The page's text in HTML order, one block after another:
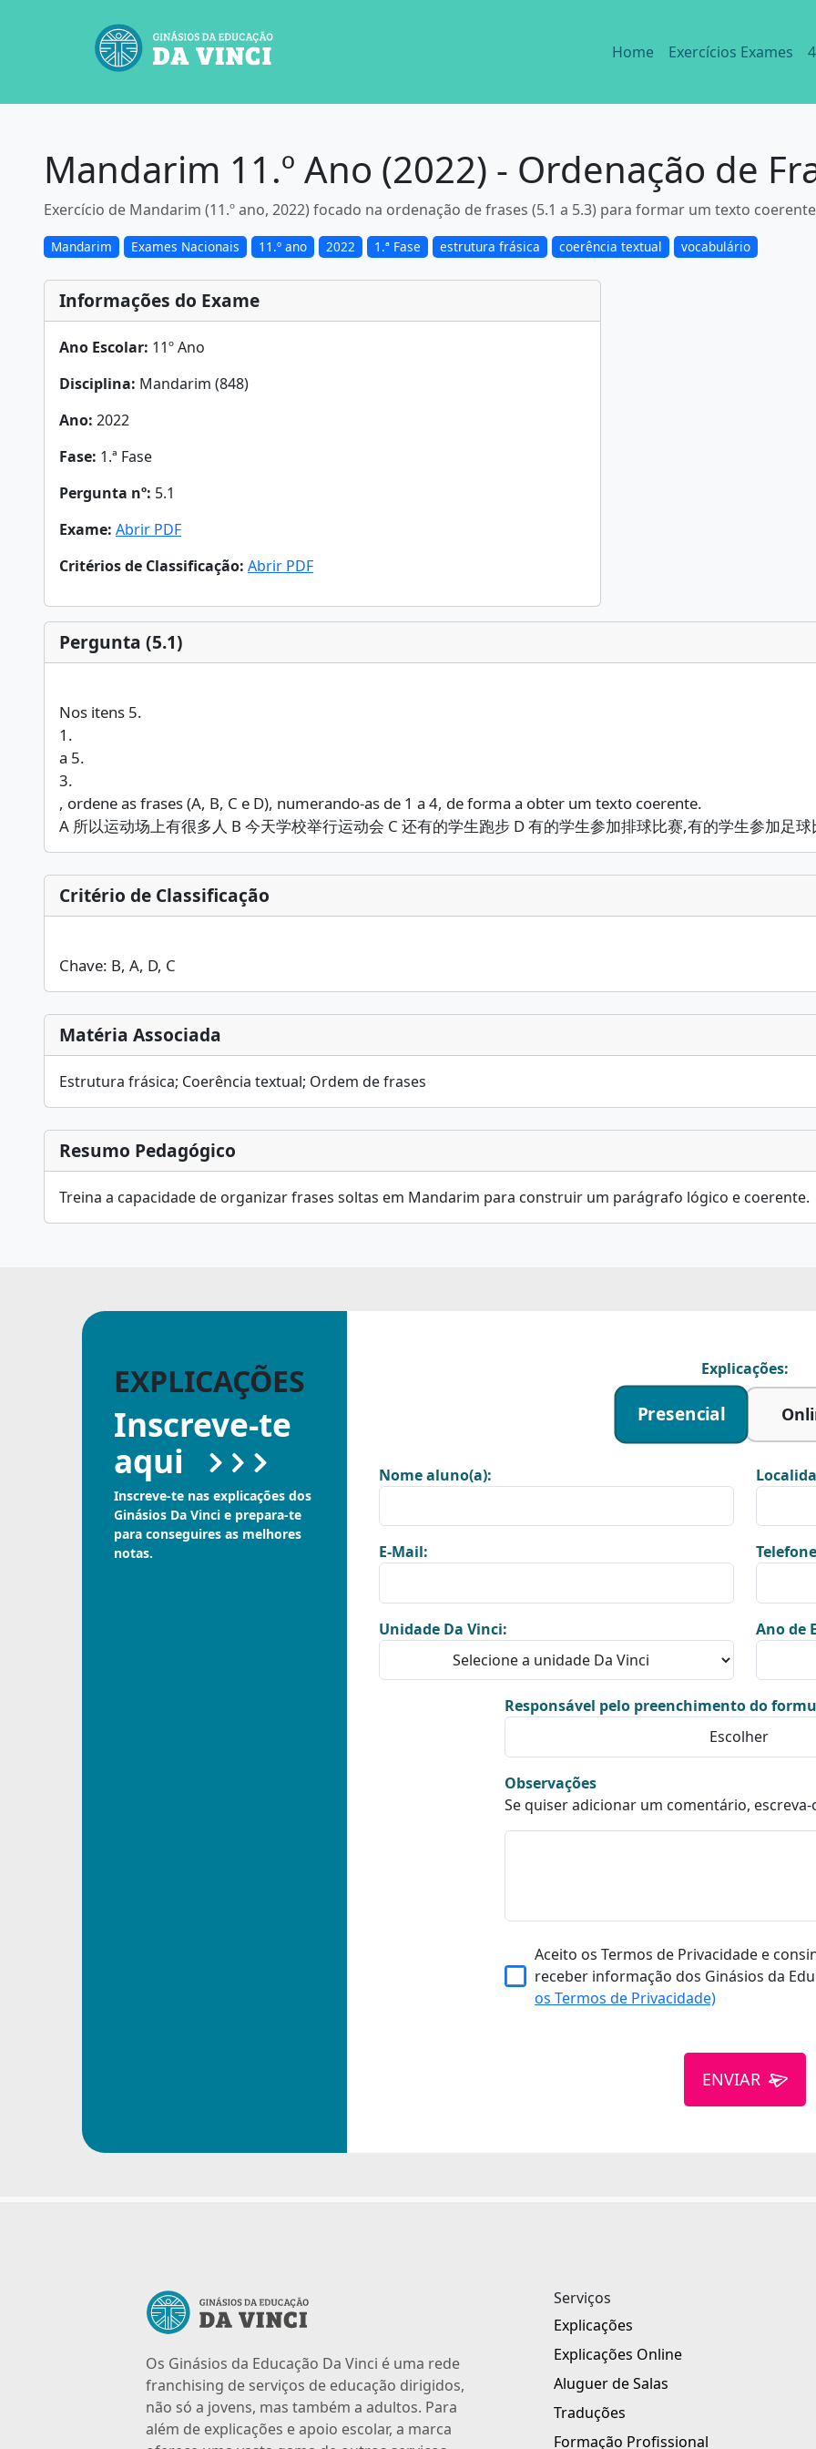
Home Exercícios Exames
Mandarim 11.º Ano (2022) - Ordenação de
Exercício de Mandarim (11.º ano, 2022) focado na ordenação de frases (5.1 a 5.3) para formar um texto
Mandarim Exames Nacionais 11.º ano 2022 1.ª Fase estrutura frásica coerência textual vocabulário
Informações do Exame
Ano Escolar: 11º Ano
Disciplina: Mandarim (848)
Ano: 2022
Fase: 1.ª Fase
Pergunta nº: 5.1
Exame: Abrir PDF
Critérios de Classificação: Abrir PDF
Pergunta (5.1)
Nos itens 5.
1.
a 5.
3.
, ordene as frases (A, B, C e D), numerando-as de 1 a 4, de forma a obter um texto coerente.
A 所以运动场上有很多人 B 今天学校举行运动会 C 还有的学生跑步 D 有的学生参加排球比赛,有的学生参加足球
Critério de Classificação
Chave: B, A, D, C
Matéria Associada
Estrutura frásica; Coerência textual; Ordem de frases
Resumo Pedagógico
Treina a capacidade de organizar frases soltas em Mandarim para construir um parágrafo lógico e coerente.
EXPLICAÇÕES
Inscreve-te
aqui
Inscreve-te nas explicações dos
Ginásios Da Vinci e prepara-te
para conseguires as melhores
notas.
Explicações:
Presencial
Nome aluno(a):
E-Mail:
Unidade Da Vinci: Ano de
Responsável pelo preenchimento do
Observações
Se quiser adicionar um comentário,
Aceito os Termos de Privacidade e
receber informação dos Ginásios da
os Termos de Privacidade)
ENVIAR
Os Ginásios da Educação Da Vinci é uma rede
franchising de serviços de educação dirigidos,
não só a jovens, mas também a adultos. Para
além de explicações e apoio escolar, a marca
Serviços
Explicações
Explicações Online
Aluguer de Salas
Traduções
Formação Profissional